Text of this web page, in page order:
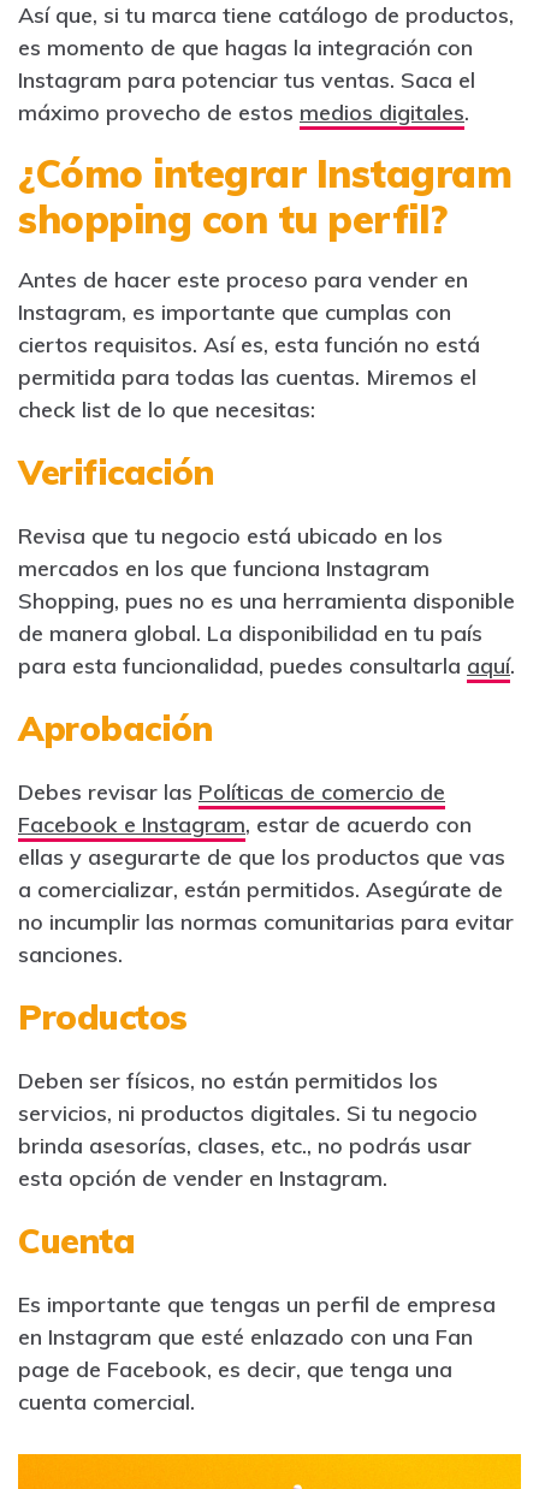
Así que, si tu marca tiene catálogo de productos,
es momento de que hagas la integración con
Instagram para potenciar tus ventas. Saca el
máximo provecho de estos medios digitales.
¿Cómo integrar Instagram
shopping con tu perfil?
Antes de hacer este proceso para vender en
Instagram, es importante que cumplas con
ciertos requisitos. Así es, esta función no está
permitida para todas las cuentas. Miremos el
check list de lo que necesitas:
Verificación
Revisa que tu negocio está ubicado en los
mercados en los que funciona Instagram
Shopping, pues no es una herramienta disponible
de manera global. La disponibilidad en tu país
para esta funcionalidad, puedes consultarla aquí.
Aprobación
Debes revisar las Políticas de comercio de
Facebook e Instagram, estar de acuerdo con
ellas y asegurarte de que los productos que vas
a comercializar, están permitidos. Asegúrate de
no incumplir las normas comunitarias para evitar
sanciones.
Productos
Deben ser físicos, no están permitidos los
servicios, ni productos digitales. Si tu negocio
brinda asesorías, clases, etc., no podrás usar
esta opción de vender en Instagram.
Cuenta
Es importante que tengas un perfil de empresa
en Instagram que esté enlazado con una Fan
page de Facebook, es decir, que tenga una
cuenta comercial.